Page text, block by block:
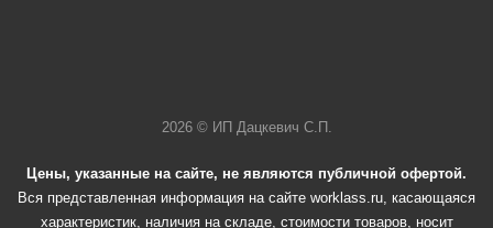
2026 © ИП Дацкевич С.П.
Цены, указанные на сайте, не являются публичной офертой.
Вся представленная информация на сайте worklass.ru, касающаяся
характеристик, наличия на складе, стоимости товаров, носит